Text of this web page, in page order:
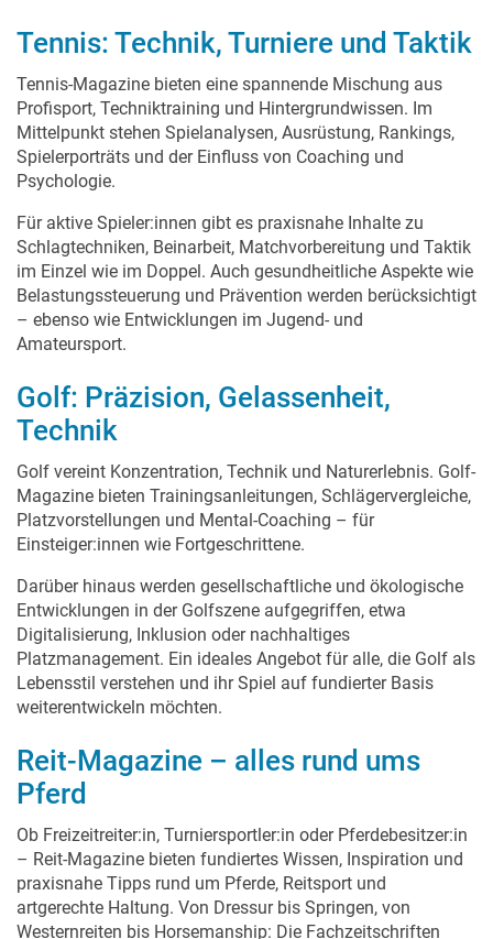
Tennis: Technik, Turniere und Taktik
Tennis-Magazine bieten eine spannende Mischung aus
Profisport, Techniktraining und Hintergrundwissen. Im
Mittelpunkt stehen Spielanalysen, Ausrüstung, Rankings,
Spielerporträts und der Einfluss von Coaching und
Psychologie.
Für aktive Spieler:innen gibt es praxisnahe Inhalte zu
Schlagtechniken, Beinarbeit, Matchvorbereitung und Taktik
im Einzel wie im Doppel. Auch gesundheitliche Aspekte wie
Belastungssteuerung und Prävention werden berücksichtigt
– ebenso wie Entwicklungen im Jugend- und
Amateursport.
Golf: Präzision, Gelassenheit,
Technik
Golf vereint Konzentration, Technik und Naturerlebnis. Golf-
Magazine bieten Trainingsanleitungen, Schlägervergleiche,
Platzvorstellungen und Mental-Coaching – für
Einsteiger:innen wie Fortgeschrittene.
Darüber hinaus werden gesellschaftliche und ökologische
Entwicklungen in der Golfszene aufgegriffen, etwa
Digitalisierung, Inklusion oder nachhaltiges
Platzmanagement. Ein ideales Angebot für alle, die Golf als
Lebensstil verstehen und ihr Spiel auf fundierter Basis
weiterentwickeln möchten.
Reit-Magazine – alles rund ums
Pferd
Ob Freizeitreiter:in, Turniersportler:in oder Pferdebesitzer:in
– Reit-Magazine bieten fundiertes Wissen, Inspiration und
praxisnahe Tipps rund um Pferde, Reitsport und
artgerechte Haltung. Von Dressur bis Springen, von
Westernreiten bis Horsemanship: Die Fachzeitschriften